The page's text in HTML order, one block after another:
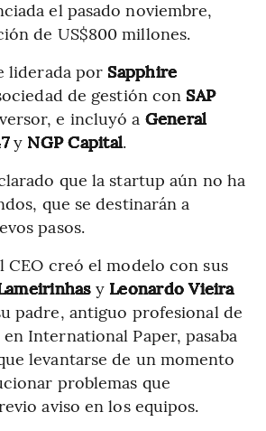
el pasado noviembre,
de US$800 millones.
liderada por Sapphire
de gestión con SAP
e incluyó a General
y NGP Capital.
que la startup aún no ha
que se destinarán a
pasos.
CEO creó el modelo con sus
y Leonardo Vieira
padre, antiguo profesional de
International Paper, pasaba
levantarse de un momento
problemas que
aviso en los equipos.